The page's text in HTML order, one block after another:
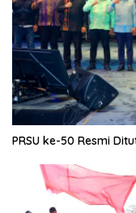
PRSU ke-50 Resmi